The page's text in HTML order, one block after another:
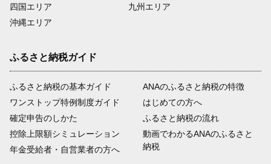
四国エリア
沖縄エリア
九州エリア
ふるさと納税ガイド
ふるさと納税の基本ガイド
ワンストップ特例制度ガイド
確定申告のしかた
控除上限額シミュレーション
年金受給者・自営業者の方へ
ANAのふるさと納税の特徴
はじめての方へ
ふるさと納税の流れ
動画でわかるANAのふるさと
納税